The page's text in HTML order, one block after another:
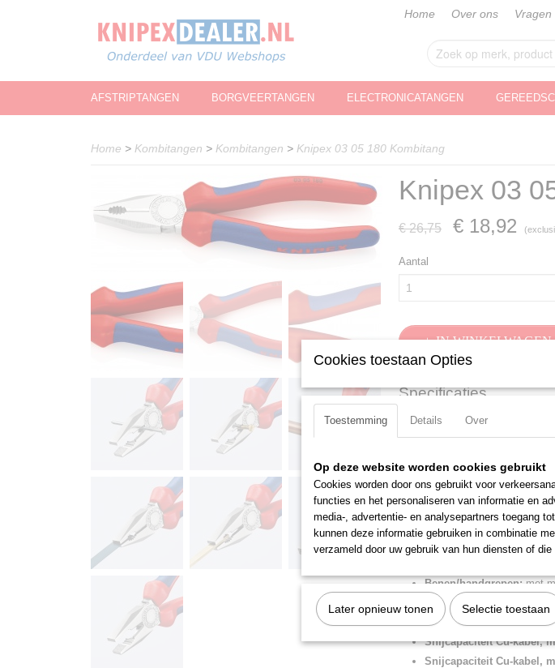
Home Over ons Vragen
AFSTRIPTANGEN BORGVEERTANGEN ELECTRONICATANGEN
Home > Kombitangen > Kombitangen > Knipex 03 05 180 Kombitang
Knipex 03
€ 26,75 € 18,92
Aantal
IN WINKELWAGEN
Specificaties
Productcode
EAN code
Netto gewicht
Bruto gewicht
Afmetingen (l,b,h)
Met grijpzones voor plat en
en harde draad. Lange
hardheid van de snijkanten ca.
Lengte:180 mm
Benen/handgrepen:met
Kop afwerking:
Snijkant:snijkant met
Snijcapaciteit Cu-kabel,
Snijcapaciteit Cu-kabel,
Cookies toestaan Opties
Toestemming Details Over
Op deze website worden cookies gebruikt
Cookies worden door ons gebruikt voor
functies en het personaliseren van informatie en
media-, advertentie- en analysepartners toegang
kunnen deze informatie gebruiken in combinatie
verzameld door uw gebruik van hun diensten of
Later opnieuw tonen Selectie toestaan